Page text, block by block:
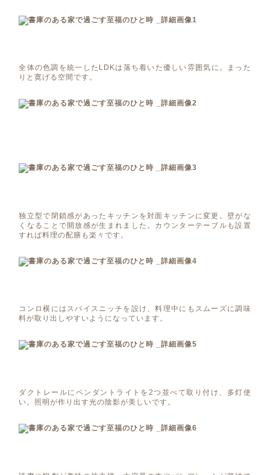
全体の色調を統一したLDKは落ち着いた優しい雰囲気に。まった
りと寛げる空間です。
独立型で閉鎖感があったキッチンを対面キッチンに変更。壁がな
くなることで開放感が生まれました。カウンターテーブルも設置
すれば料理の配膳も楽々です。
コンロ横にはスパイスニッチを設け、料理中にもスムーズに調味
料が取り出しやすいようになっています。
ダクトレールにペンダントライトを2つ並べて取り付け、多灯使
い。照明が作り出す光の陰影が美しいです。